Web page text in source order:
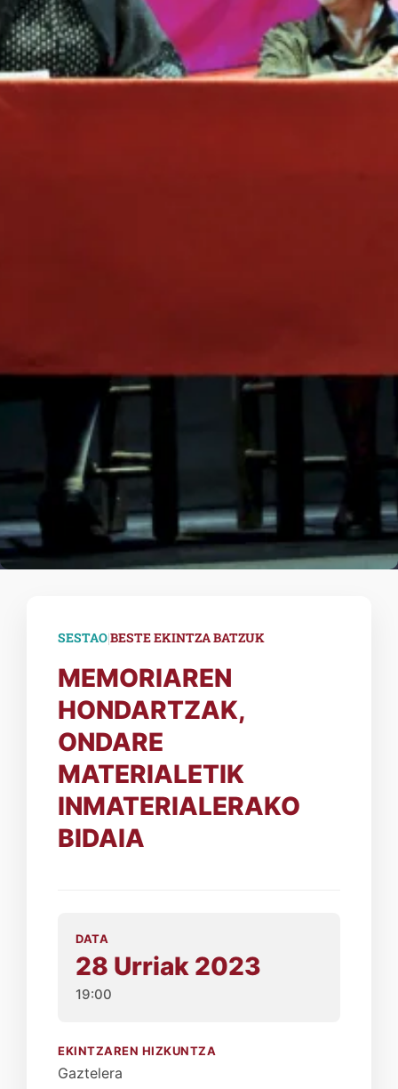
SESTAO|BESTE EKINTZA BATZUK
MEMORIAREN
HONDARTZAK,
ONDARE
MATERIALETIK
INMATERIALERAKO
BIDAIA
DATA
28 Urriak 2023
19:00
EKINTZAREN HIZKUNTZA
Gaztelera